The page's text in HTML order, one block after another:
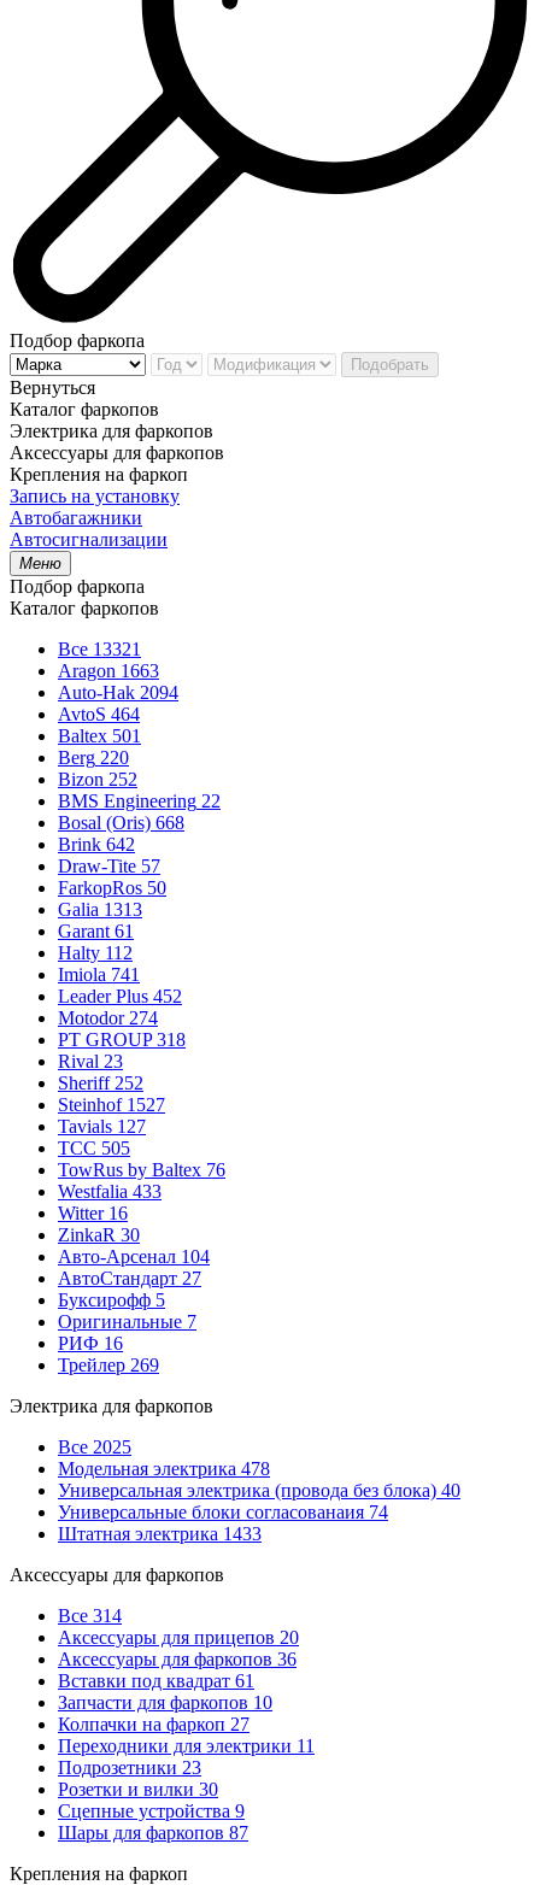
Подбор фаркопа
Подобрать
Вернуться
Каталог фаркопов
Электрика для фаркопов
Аксессуары для фаркопов
Крепления на фаркоп
Запись на установку
Автобагажники
Автосигнализации
Меню
Подбор фаркопа
Каталог фаркопов
Все 13321
Aragon 1663
Auto-Hak 2094
AvtoS 464
Baltex 501
Berg 220
Bizon 252
BMS Engineering 22
Bosal (Oris) 668
Brink 642
Draw-Tite 57
FarkopRos 50
Galia 1313
Garant 61
Halty 112
Imiola 741
Leader Plus 452
Motodor 274
PT GROUP 318
Rival 23
Sheriff 252
Steinhof 1527
Tavials 127
TCC 505
TowRus by Baltex 76
Westfalia 433
Witter 16
ZinkaR 30
Авто-Арсенал 104
АвтоСтандарт 27
Буксирофф 5
Оригинальные 7
РИФ 16
Трейлер 269
Электрика для фаркопов
Все 2025
Модельная электрика 478
Универсальная электрика (провода без блока) 40
Универсальные блоки согласованаия 74
Штатная электрика 1433
Аксессуары для фаркопов
Все 314
Аксессуары для прицепов 20
Аксессуары для фаркопов 36
Вставки под квадрат 61
Запчасти для фаркопов 10
Колпачки на фаркоп 27
Переходники для электрики 11
Подрозетники 23
Розетки и вилки 30
Сцепные устройства 9
Шары для фаркопов 87
Крепления на фаркоп